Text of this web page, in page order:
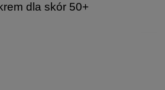
dla skór 50+